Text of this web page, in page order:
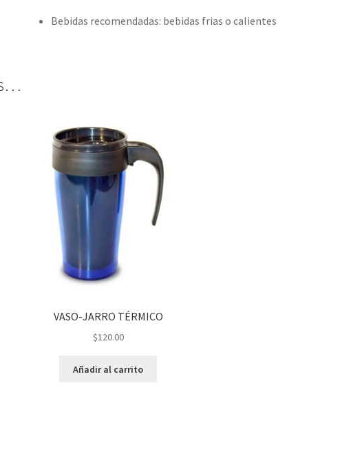
Bebidas recomendadas: bebidas frias o calientes
VASO-JARRO TÉRMICO
$120.00
Añadir al carrito